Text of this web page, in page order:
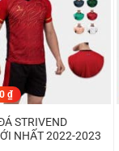
₫
STRIVEND
NHẤT 2022-2023